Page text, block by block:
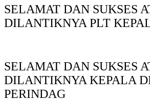
SELAMAT DAN SUKSES
DILANTIKNYA PLT
SELAMAT DAN SUKSES
DILANTIKNYA KEPALA
PERINDAG